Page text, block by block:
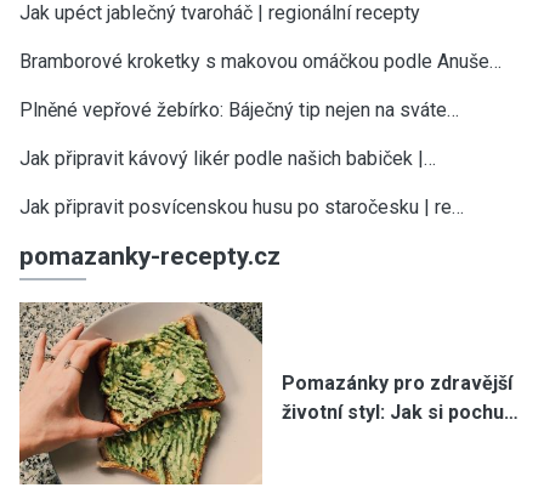
Jak upéct jablečný tvaroháč | regionální recepty
Bramborové kroketky s makovou omáčkou podle Anuše…
Plněné vepřové žebírko: Báječný tip nejen na sváte…
Jak připravit kávový likér podle našich babiček |…
Jak připravit posvícenskou husu po staročesku | re…
pomazanky-recepty.cz
Pomazánky pro zdravější
životní styl: Jak si pochu…